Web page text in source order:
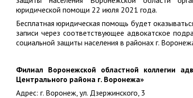
юридической помощи 22 июля 2021 года.
Бесплатная юридическая помощь будет
записи через соответствующее адвокатское
социальной защиты населения в районах г.
Филиал Воронежской областной коллегии
Центрального района г. Воронежа»
Адрес: г. Воронеж, ул. Дзержинского, 3